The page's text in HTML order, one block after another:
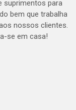
suprimentos para
bem que trabalha
nossos clientes.
se em casa!